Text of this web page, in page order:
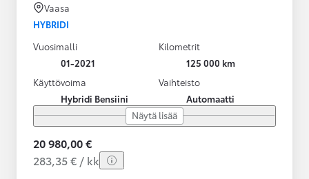
Vaasa
HYBRIDI
Vuosimalli
01-2021
Kilometrit
125 000 km
Käyttövoima
Hybridi Bensiini
Vaihteisto
Automaatti
Näytä lisää
20 980,00 €
283,35 € / kk